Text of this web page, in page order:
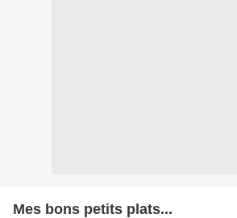
Mes bons petits plats...